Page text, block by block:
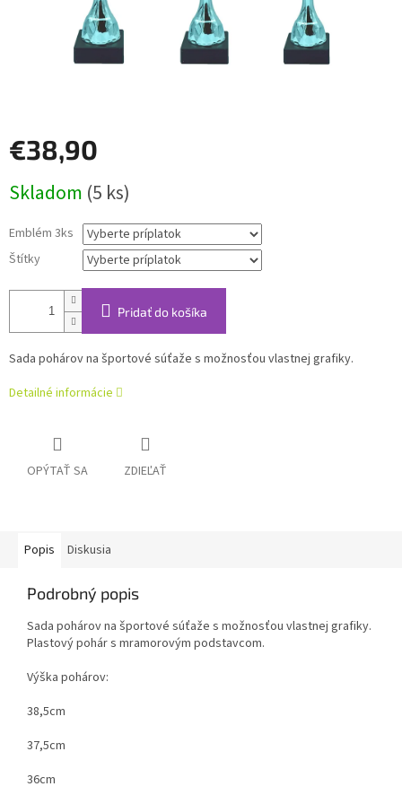
€38,90
cena:
Skladom (5 ks)
Emblém 3ks
Štítky
Pridať do košíka
Sada pohárov na športové súťaže s možnosťou vlastnej grafiky.
Detailné informácie
OPÝTAŤ SA ZDIEĽAŤ
Popis Diskusia
Podrobný popis
Sada pohárov na športové súťaže s možnosťou vlastnej grafiky.
Plastový pohár s mramorovým podstavcom.
Výška pohárov:
38,5cm
37,5cm
36cm